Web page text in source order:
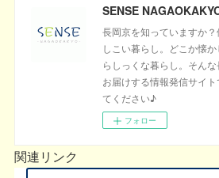
長岡京を知っていますか
しこい暮らし。どこか懐
らしっくな暮らし。そん
お届けする情報発信サイ
てください♪
フォロー
関連リンク